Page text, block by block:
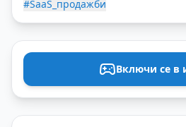
#SaaS_продажби
Включи се в